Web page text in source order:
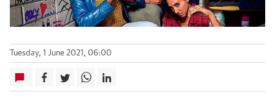
Tuesday, 1 June 2021, 06:00